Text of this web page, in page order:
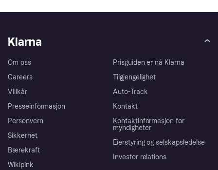
Klarna
Om oss
Careers
Villkår
Presseinformasjon
Personvern
Sikkerhet
Bærekraft
Wikipink
Prisguiden er nå Klarna
Tilgjengelighet
Auto-Track
Kontakt
Kontaktinformasjon for
myndigheter
Eierstyring og selskapsledelse
Investor relations